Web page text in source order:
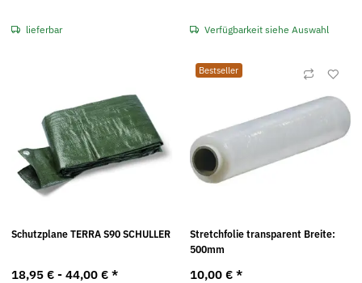
lieferbar Verfügbarkeit siehe Auswahl
Schutzplane TERRA S90 SCHULLER
18,95 € - 44,00 € *
Bestseller
Stretchfolie transparent Breite:
500mm
10,00 € *